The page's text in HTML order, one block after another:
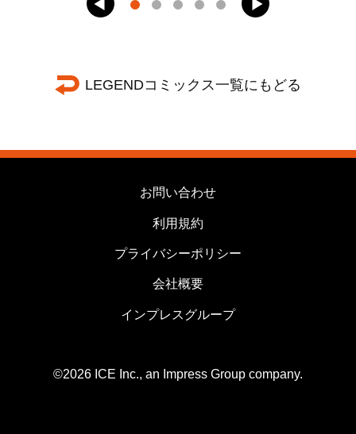
LEGENDコミックス一覧にもどる
お問い合わせ
利用規約
プライバシーポリシー
会社概要
インプレスグループ
©2026 ICE Inc., an Impress Group company.